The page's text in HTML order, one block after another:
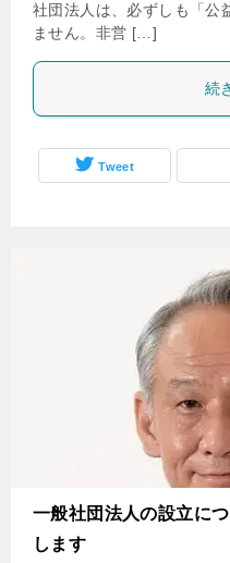
社団法人は、必ずしも「公
ません。非営 […]
続
Tweet
一般社団法人の設立に
します